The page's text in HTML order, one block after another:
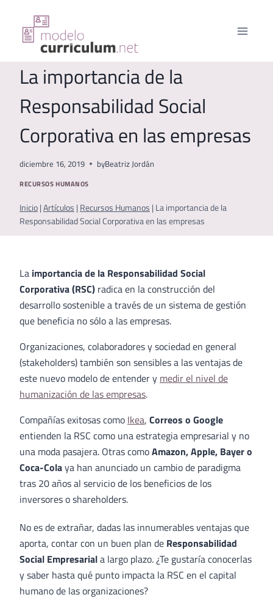
contenido
La importancia de la
Responsabilidad Social
Corporativa en las empresas
diciembre 16, 2019 byBeatriz Jordán
RECURSOS HUMANOS
Inicio | Artículos | Recursos Humanos | La importancia de la
Responsabilidad Social Corporativa en las empresas
La importancia de la Responsabilidad Social
Corporativa (RSC) radica en la construcción del
desarrollo sostenible a través de un sistema de gestión
que beneficia no sólo a las empresas.
Organizaciones, colaboradores y sociedad en general
(stakeholders) también son sensibles a las ventajas de
este nuevo modelo de entender y medir el nivel de
humanización de las empresas.
Compañías exitosas como Ikea, Correos o Google
entienden la RSC como una estrategia empresarial y no
una moda pasajera. Otras comoAmazon, Apple, Bayer o
Coca-Colaya han anunciado un cambio de paradigma
tras 20 años al servicio de los beneficios de los
inversores o shareholders.
No es de extrañar, dadas las innumerables ventajas que
aporta, contar con un buen plan de Responsabilidad
Social Empresariala largo plazo. ¿Te gustaría conocerlas
y saber hasta qué punto impacta la RSC en el capital
humano de las organizaciones?